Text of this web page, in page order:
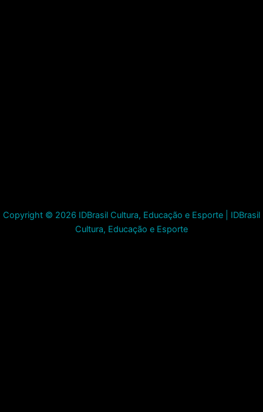
Copyright © 2026 IDBrasil Cultura, Educação e Esporte | IDBrasil
Cultura, Educação e Esporte